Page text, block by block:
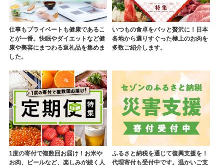
仕事もプライベートも健康であるこ
とが一番。快眠やダイエットなど健
康や美容にまつわる返礼品を集めま
した。
いつもの食卓をパッと贅沢に！日本
各地から選りすぐった極上のお肉を
多数ご紹介します。
1度の寄付で複数回お届け！お米や
お肉、ビールなど、楽しみが続く人
ふるさと納税を通じて復興支援を！
代理寄付も受付中です。温かいご支